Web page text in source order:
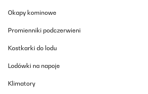
sind sehr zufrieden. Die Qualität ist wirklich
lässt sich kinderleicht öffnen und wieder
Okapy kominowe
Promienniki podczerwieni
Kostkarki do lodu
Lodówki na napoje
Klimatory